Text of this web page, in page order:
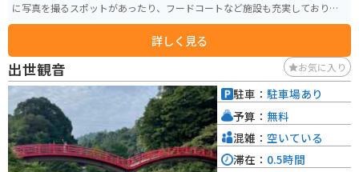
に写真を撮るスポットがあったり、フードコートなど施設も充実しており大
人子供関係なく、楽しめます。
詳しく見る
出世観音 お気に入り
駐車： 駐車場あり
予算： 無料
混雑： 空いている
滞在： 0.5時間